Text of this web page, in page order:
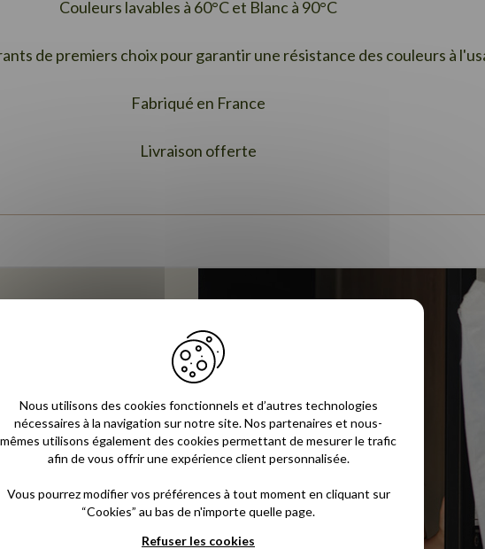
Couleurs lavables à 60°C et Blanc à 90°C
de premiers choix pour garantir une résistance des couleurs à
Fabriqué en France
Livraison offerte
immeuble/maison.
livraison selon vos
ecomaison le
Nous utilisons des cookies fonctionnels et d’autres technologies
nécessaires à la navigation sur notre site. Nos partenaires et nous-
mêmes utilisons également des cookies permettant de mesurer le trafic
afin de vous offrir une expérience client personnalisée.
Vous pourrez modifier vos préférences à tout moment en cliquant sur
“Cookies” au bas de n'importe quelle page.
Refuser les cookies